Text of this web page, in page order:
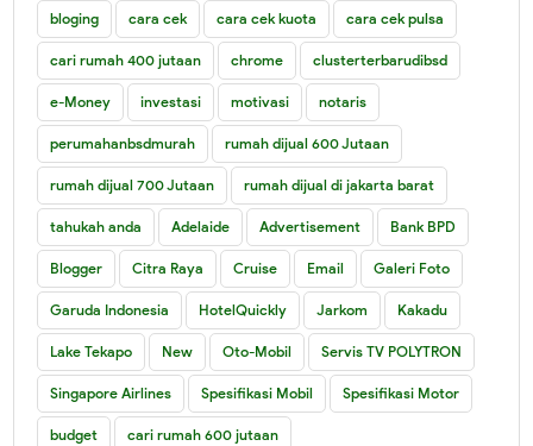
bloging cara cek cara cek kuota cara cek pulsa
cari rumah 400 jutaan chrome clusterterbarudibsd
e-Money investasi motivasi notaris
perumahanbsdmurah rumah dijual 600 Jutaan
rumah dijual 700 Jutaan rumah dijual di jakarta barat
tahukah anda Adelaide Advertisement Bank BPD
Blogger Citra Raya Cruise Email Galeri Foto
Garuda Indonesia HotelQuickly Jarkom Kakadu
Lake Tekapo New Oto-Mobil Servis TV POLYTRON
Singapore Airlines Spesifikasi Mobil Spesifikasi Motor
budget cari rumah 600 jutaan